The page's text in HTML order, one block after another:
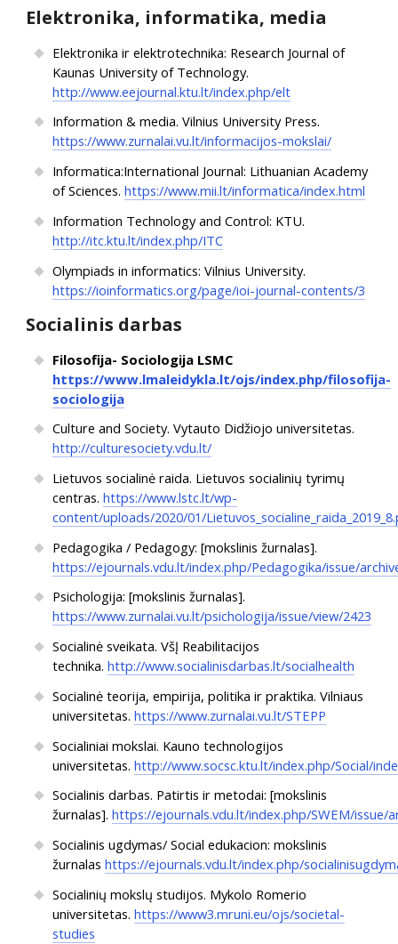
Elektronika, informatika, media
Elektronika ir elektrotechnika: Research Journal of
Kaunas University of Technology.
http://www.eejournal.ktu.lt/index.php/elt
Information & media. Vilnius University Press.
https://www.zurnalai.vu.lt/informacijos-mokslai/
Informatica:International Journal: Lithuanian Academy
of Sciences.https://www.mii.lt/informatica/index.html
Information Technology and Control: KTU.
http://itc.ktu.lt/index.php/ITC
Olympiads in informatics: Vilnius University.
https://ioinformatics.org/page/ioi-journal-contents/3
Socialinis darbas
Filosofija- Sociologija LSMC
https://www.lmaleidykla.lt/ojs/index.php/filosofija-
sociologija
Culture and Society. Vytauto Didžiojo universitetas.
http://culturesociety.vdu.lt/
Lietuvos socialinė raida. Lietuvos socialinių tyrimų
centras.https://www.lstc.lt/wp-
content/uploads/2020/01/
Pedagogika / Pedagogy: [mokslinis žurnalas].
https://ejournals.vdu.lt/index.php/Pedagogika/issue/
Psichologija: [mokslinis žurnalas].
https://www.zurnalai.vu.lt/psichologija/issue/view/2423
Socialinė sveikata. VšĮ Reabilitacijos
technika.http://www.socialinisdarbas.lt/socialhealth
Socialinė teorija, empirija, politika ir praktika. Vilniaus
universitetas.https://www.zurnalai.vu.lt/STEPP
Socialiniai mokslai. Kauno technologijos
universitetas.http://www.socsc.ktu.lt/index.php/Social/
Socialinis darbas. Patirtis ir metodai: [mokslinis
žurnalas].https://ejournals.vdu.lt/index.php/SWEM/issue/
Socialinis ugdymas/ Social edukacion: mokslinis
žurnalashttps://ejournals.vdu.lt/index.php/
Socialinių mokslų studijos. Mykolo Romerio
universitetas.https://www3.mruni.eu/ojs/societal-
studies